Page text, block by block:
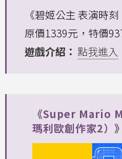
《碧姬公主 表演時
原價1339元，特價
遊戲介紹： 點我進入
《Super Mario
瑪利歐創作家2）》